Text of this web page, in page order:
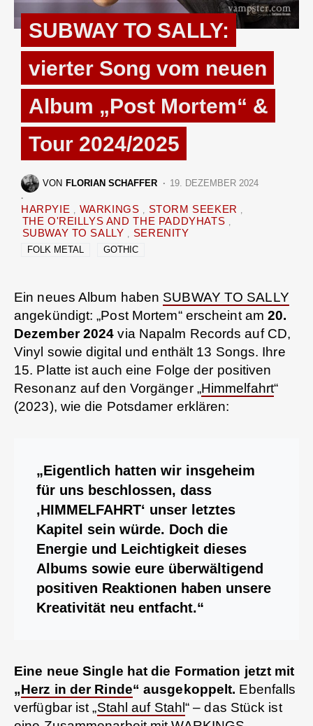
SUBWAY TO SALLY:
vierter Song vom neuen
Album „Post Mortem“ &
Tour 2024/2025
VON FLORIAN SCHAFFER 19. DEZEMBER 2024
HARPYIE WARKINGS
STORM SEEKER
THE O'REILLYS AND THE PADDYHATS
SUBWAY TO SALLY
SERENITY
FOLK METAL GOTHIC
Ein neues Album haben SUBWAY TO SALLY
angekündigt: „Post Mortem“ erscheint am20.
Dezember 2024 via Napalm Records auf CD,
Vinyl sowie digital und enthält 13 Songs. Ihre
15. Platte ist auch eine Folge der positiven
Resonanz auf den Vorgänger „Himmelfahrt“
(2023), wie die Potsdamer erklären:
„Eigentlich hatten wir insgeheim
für uns beschlossen, dass
‚HIMMELFAHRT‘ unser letztes
Kapitel sein würde. Doch die
Energie und Leichtigkeit dieses
Albums sowie eure überwältigend
positiven Reaktionen haben unsere
Kreativität neu entfacht.“
Eine neue Single hat die Formation jetzt mit
„Herz in der Rinde“ ausgekoppelt. Ebenfalls
verfügbar ist „Stahl auf Stahl“ – das Stück ist